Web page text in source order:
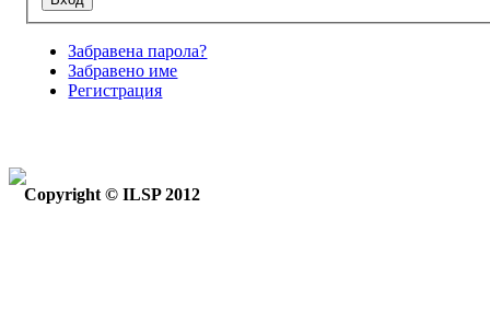
Забравена парола?
Забравено име
Регистрация
Copyright © ILSP 2012